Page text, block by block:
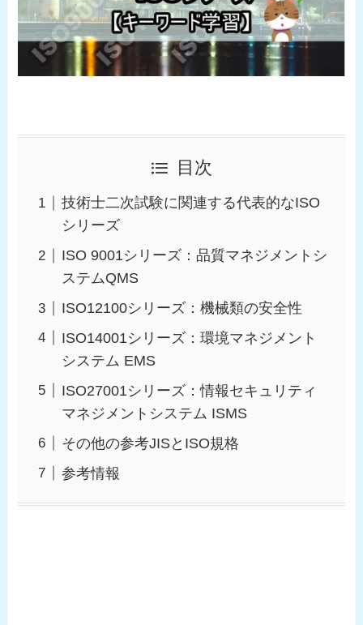
目次
技術士二次試験に関連する代表的なISO
シリーズ
ISO 9001シリーズ：品質マネジメントシ
ステムQMS
ISO12100シリーズ：機械類の安全性
ISO14001シリーズ：環境マネジメント
システム EMS
ISO27001シリーズ：情報セキュリティ
マネジメントシステム ISMS
その他の参考JISとISO規格
参考情報